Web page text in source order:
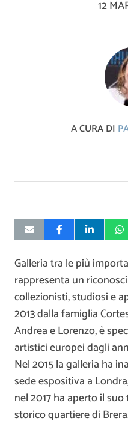
12
A CURA DI
Galleria tra le più
rappresenta un
collezionisti, studiosi e
2013 dalla famiglia
Andrea e Lorenzo, è
artistici europei dagli
Nel 2015 la galleria ha
sede espositiva a
nel 2017 ha aperto il
storico quartiere di